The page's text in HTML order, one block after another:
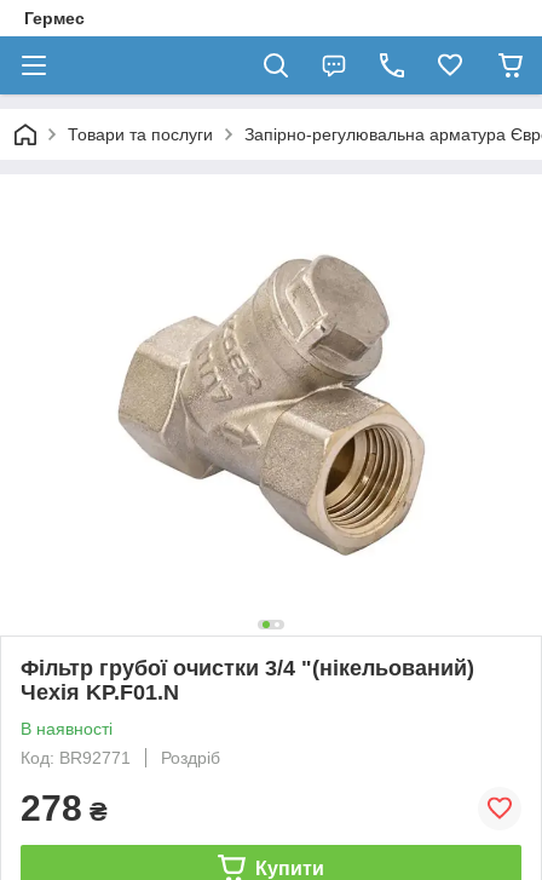
Гермес
Товари та послуги Запірно-регулювальна арматура
Фільтр грубої очистки 3/4 "(нікельований)
Чехія KP.F01.N
В наявності
Код: BR92771
Роздріб
278 ₴
Купити